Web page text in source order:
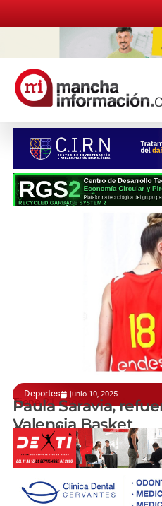
Deportes junio 10, 2025
Tiene 21 años de edad
Paula Saravia,
Valencia Basket
@jesusvillajos